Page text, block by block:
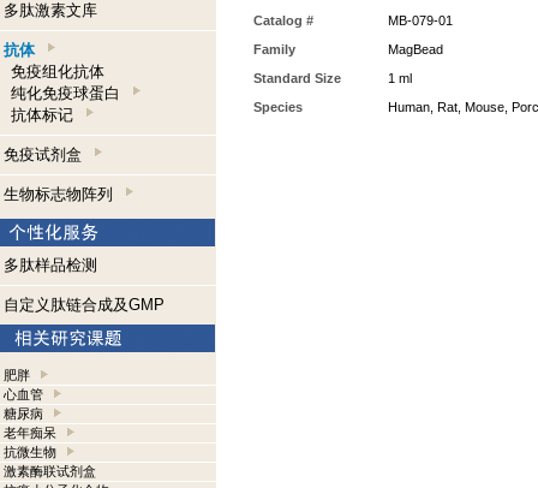
多肽激素文库
抗体
免疫组化抗体
纯化免疫球蛋白
抗体标记
免疫试剂盒
生物标志物阵列
多肽样品检测
自定义肽链合成及GMP
肥胖
心血管
糖尿病
老年痴呆
抗微生物
激素酶联试剂盒
Catalog #
MB-079-01
Family
MagBead
Standard Size
1 ml
Species
Human, Rat, Mouse,